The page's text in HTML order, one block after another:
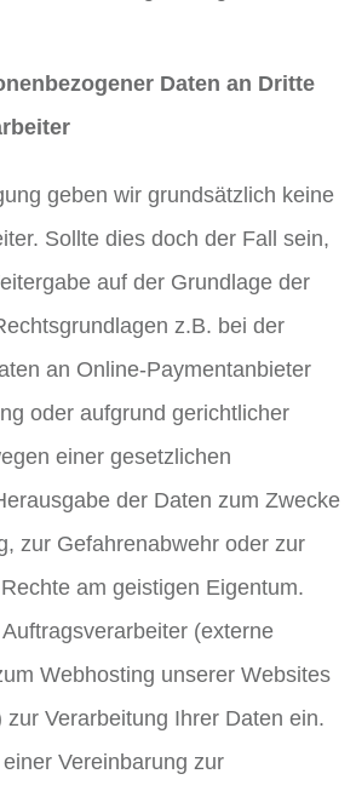
Daten an Dritte
geben wir grundsätzlich keine
Sollte dies doch der Fall sein,
auf der Grundlage der
z.B. bei der
an Online-Paymentanbieter
oder aufgrund gerichtlicher
einer gesetzlichen
der Daten zum Zwecke
zur Gefahrenabwehr oder zur
am geistigen Eigentum.
(externe
Webhosting unserer Websites
zur Verarbeitung Ihrer Daten ein.
Vereinbarung zur